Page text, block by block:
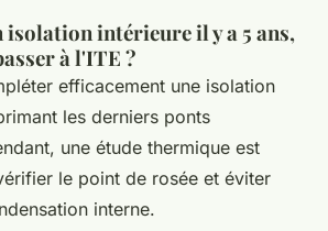
isolation intérieure il y a 5 ans,
à l'ITE ?
efficacement une isolation
les derniers ponts
une étude thermique est
le point de rosée et éviter
interne.